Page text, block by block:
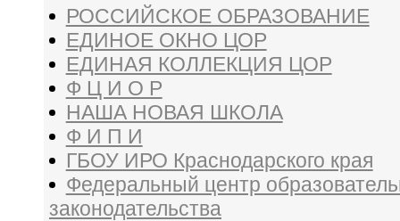
РОССИЙСКОЕ ОБРАЗОВАНИЕ
ЕДИНОЕ ОКНО ЦОР
ЕДИНАЯ КОЛЛЕКЦИЯ ЦОР
Ф Ц И О Р
НАША НОВАЯ ШКОЛА
Ф И П И
ГБОУ ИРО Краснодарского края
Федеральный центр
законодательства